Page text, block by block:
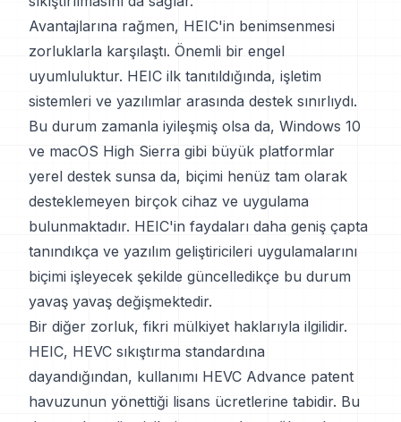
Avantajlarına rağmen, HEIC'in benimsenmesi
zorluklarla karşılaştı. Önemli bir engel
uyumluluktur. HEIC ilk tanıtıldığında, işletim
sistemleri ve yazılımlar arasında destek sınırlıydı.
Bu durum zamanla iyileşmiş olsa da, Windows 10
ve macOS High Sierra gibi büyük platformlar
yerel destek sunsa da, biçimi henüz tam olarak
desteklemeyen birçok cihaz ve uygulama
bulunmaktadır. HEIC'in faydaları daha geniş çapta
tanındıkça ve yazılım geliştiricileri uygulamalarını
biçimi işleyecek şekilde güncelledikçe bu durum
yavaş yavaş değişmektedir.
Bir diğer zorluk, fikri mülkiyet haklarıyla ilgilidir.
HEIC, HEVC sıkıştırma standardına
dayandığından, kullanımı HEVC Advance patent
havuzunun yönettiği lisans ücretlerine tabidir. Bu